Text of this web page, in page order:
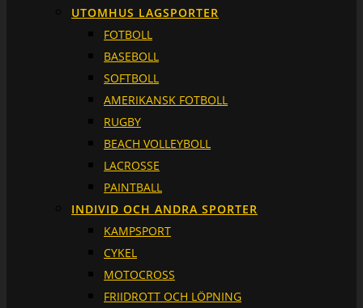
UTOMHUS LAGSPORTER
FOTBOLL
BASEBOLL
SOFTBOLL
AMERIKANSK FOTBOLL
RUGBY
BEACH VOLLEYBOLL
LACROSSE
PAINTBALL
INDIVID OCH ANDRA SPORTER
KAMPSPORT
CYKEL
MOTOCROSS
FRIIDROTT OCH LÖPNING